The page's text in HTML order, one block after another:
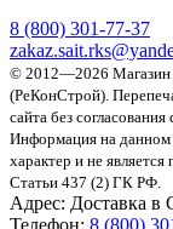
8 (800) 301-77-37
© 2012—2026 Магазин
(РеКонСтрой).
сайта без
Информация на данном
характер и не
Статьи 437 (2) ГК РФ.
Адрес: Доставка в